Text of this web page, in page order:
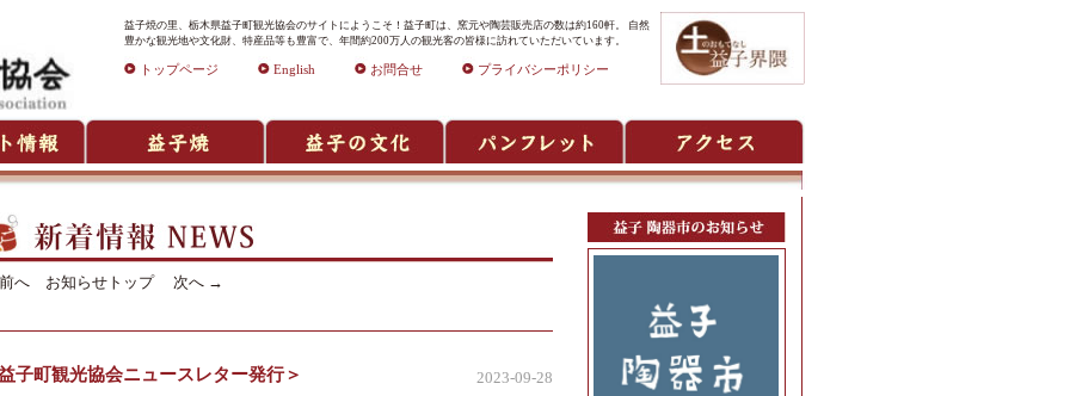
益子焼の里、栃木県益子町観光協会のサイトにようこそ！益子町は、窯元や陶芸販売店の数は約160軒。 自然
豊かな観光地や文化財、特産品等も豊富で、年間約200万人の観光客の皆様に訪れていただいています。
トップページ English お問合せ プライバシーポリシー
へ お知らせトップ 次へ →
子町観光協会ニュースレター発行＞
2023-09-28